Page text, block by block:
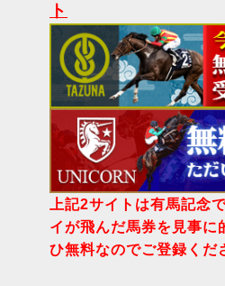
ト
上記2サイトは有馬記念
イが飛んだ馬券を見事に
ひ無料なのでご登録くだ